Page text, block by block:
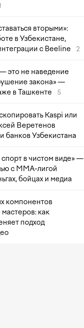
вторыми»:
в Узбекистане,
с Beeline
2
это не наведение
закона» —
в Ташкенте
5
Kaspi или
Веретенов
банков Узбекистана
в чистом виде» —
с ММА-лигой
бойцах и медиа
компонентов
как
подход